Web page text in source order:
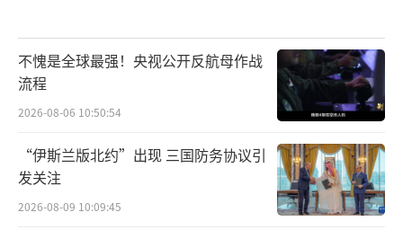
不愧是全球最强！央视公开反航母作战
流程
2026-08-06 10:50:54
“伊斯兰版北约”出现 三国防务协议引
发关注
2026-08-09 10:09:45